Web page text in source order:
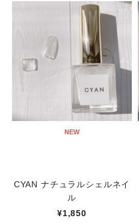
NEW
CYAN ナチュラルシェルネイ
ル
¥1,850